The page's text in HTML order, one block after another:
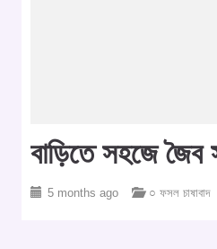
বাড়িতে সহজে জৈব
5 months ago ○ ফসল চাষাবাদ